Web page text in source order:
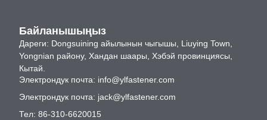
Байланышыңыз
Дареги: Dongsuining айылынын чыгышы, Liuying Town,
Yongnian району, Хандан шаары, Хэбэй провинциясы,
Кытай.
Электрондук почта: info@ylfastener.com
Электрондук почта: jack@ylfastener.com
Тел: 86-310-6620015